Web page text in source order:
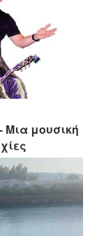
Μια μουσική